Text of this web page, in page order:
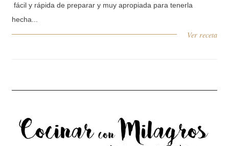
fácil y rápida de preparar y muy apropiada para tenerla
hecha...
Ver receta